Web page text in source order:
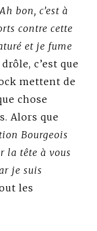
Ah bon, c’est à
contre cette
et je fume
c’est que
mettent de
chose
Alors que
Bourgeois
la tête à vous
je suis
les